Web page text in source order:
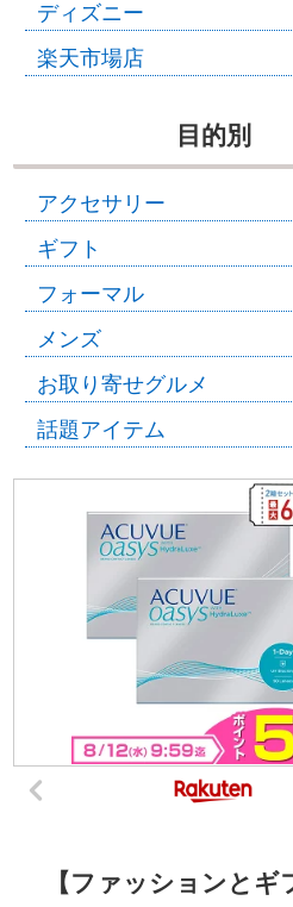
ディズニー
楽天市場店
目的別
アクセサリー
ギフト
フォーマル
メンズ
お取り寄せグルメ
話題アイテム
【ファッションとギ